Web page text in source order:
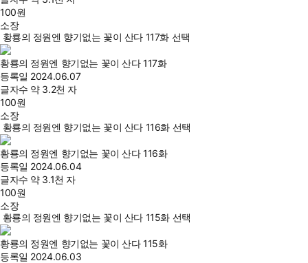
100원
소장
황룡의 정원엔 향기없는 꽃이 산다 117화 선택
황룡의 정원엔 향기없는 꽃이 산다 117화
등록일 2024.06.07
글자수 약 3.2천 자
100원
소장
황룡의 정원엔 향기없는 꽃이 산다 116화 선택
황룡의 정원엔 향기없는 꽃이 산다 116화
등록일 2024.06.04
글자수 약 3.1천 자
100원
소장
황룡의 정원엔 향기없는 꽃이 산다 115화 선택
황룡의 정원엔 향기없는 꽃이 산다 115화
등록일 2024.06.03